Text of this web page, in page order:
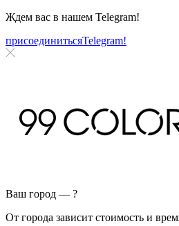
Ждем вас в нашем Telegram!
присоединитьсяTelegram!
Ваш город — ?
От города зависит стоимость и